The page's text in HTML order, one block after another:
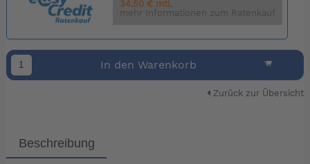
34.50 € mtl.
mehr Informationen zum Ratenkauf
In den Warenkorb
Zurück zur Übersicht
Beschreibung